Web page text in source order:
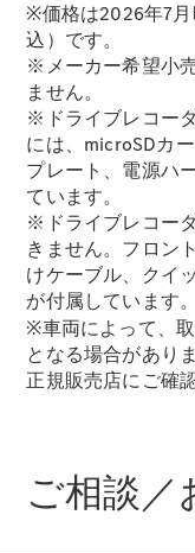
オンライン
ショールー
ム
Coupé
All Coupé
CLE Coupé
Mercedes-
AMG GT
Coupé
Mercedes-
Mercedes-
AMG GT
4-Door-
※価格は2026年7
込）です。
※メーカー希望小
ません。
※ドライブレコー
には、microSDカ
プレート、電源ハ
ています。
※ドライブレコー
きません。フロン
けケーブル、クイ
が付属しています。
※車両によって、
となる場合があり
正規販売店にご確
ご相談／